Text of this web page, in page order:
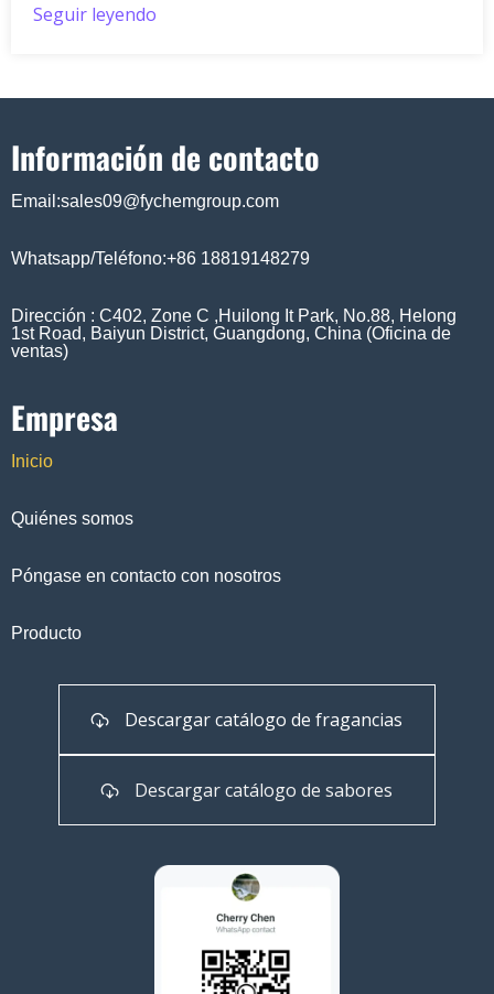
Seguir leyendo
Información de contacto
Email:sales09@fychemgroup.com
Whatsapp/Teléfono:+86 18819148279
Dirección : C402, Zone C ,Huilong It Park, No.88, Helong
1st Road, Baiyun District, Guangdong, China (Oficina de
ventas)
Empresa
Inicio
Quiénes somos
Póngase en contacto con nosotros
Producto
Descargar catálogo de fragancias
Descargar catálogo de sabores